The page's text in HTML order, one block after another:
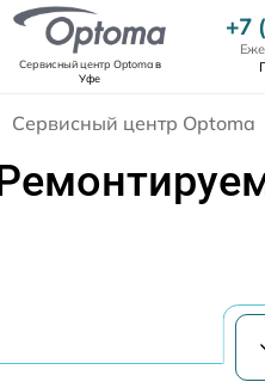
Сервисный центр Optomaв
Уфе
+7
Сервисный центр Optoma